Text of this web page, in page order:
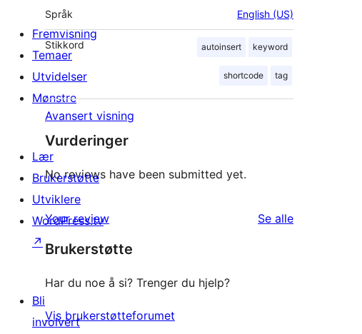
Språk English (US)
Stikkord autoinsert keyword
shortcode tag
Avansert visning
Vurderinger
No reviews have been submitted yet.
Your review Se alleomtalene
Brukerstøtte
Har du noe å si? Trenger du hjelp?
Vis brukerstøtteforumet
Fremvisning
Temaer
Utvidelser
Mønstre
Lær
Brukerstøtte
Utviklere
WordPress.tv
↗
Bli
involvert